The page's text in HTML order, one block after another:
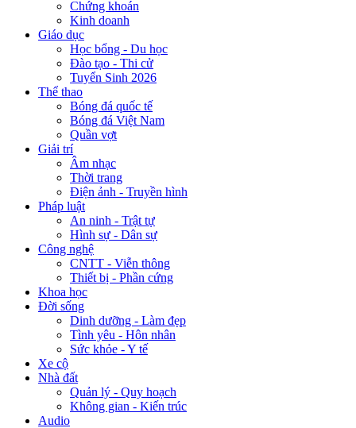
Chứng khoán
Kinh doanh
Giáo dục
Học bổng - Du học
Đào tạo - Thi cử
Tuyển Sinh 2026
Thể thao
Bóng đá quốc tế
Bóng đá Việt Nam
Quần vợt
Giải trí
Âm nhạc
Thời trang
Điện ảnh - Truyền hình
Pháp luật
An ninh - Trật tự
Hình sự - Dân sự
Công nghệ
CNTT - Viễn thông
Thiết bị - Phần cứng
Khoa học
Đời sống
Dinh dưỡng - Làm đẹp
Tình yêu - Hôn nhân
Sức khỏe - Y tế
Xe cộ
Nhà đất
Quản lý - Quy hoạch
Không gian - Kiến trúc
Audio